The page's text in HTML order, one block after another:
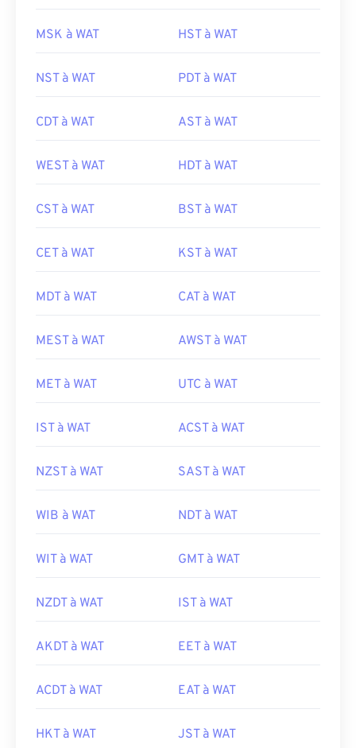
MSK à WAT HST à WAT
NST à WAT PDT à WAT
CDT à WAT AST à WAT
WEST à WAT HDT à WAT
CST à WAT BST à WAT
CET à WAT KST à WAT
MDT à WAT CAT à WAT
MEST à WAT AWST à WAT
MET à WAT UTC à WAT
IST à WAT ACST à WAT
NZST à WAT SAST à WAT
WIB à WAT NDT à WAT
WIT à WAT GMT à WAT
NZDT à WAT IST à WAT
AKDT à WAT EET à WAT
ACDT à WAT EAT à WAT
HKT à WAT JST à WAT